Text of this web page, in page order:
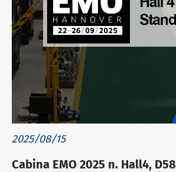
2025/08/15
Cabina EMO 2025 n. Hall4, D58